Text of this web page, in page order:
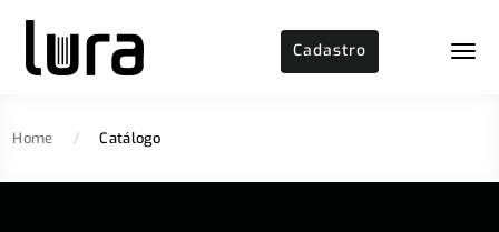
Cadastro
Home / Catálogo